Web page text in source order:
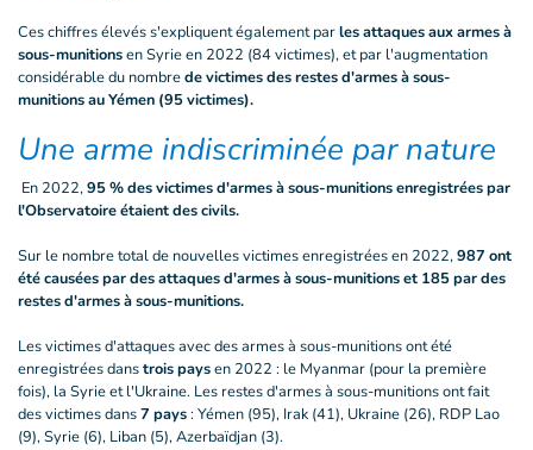
Ces chiffres élevés s'expliquent également parles attaques aux armes à
sous-munitionsen Syrie en 2022 (84 victimes), et par l'augmentation
considérable du nombrede victimes des restes d'armes à sous-
munitions au Yémen (95 victimes).
Une arme indiscriminée par nature
En 2022,95 % des victimes d'armes à sous-munitions enregistrées par
l'Observatoire étaient des civils.
Sur le nombre total de nouvelles victimes enregistrées en 2022,987 ont
été causées par des attaques d'armes à sous-munitions et 185 par des
restes d'armes à sous-munitions.
Les victimes d'attaques avec des armes à sous-munitions ont été
enregistrées danstrois paysen 2022 : le Myanmar (pour la première
fois), la Syrie et l'Ukraine. Les restes d'armes à sous-munitions ont fait
des victimes dans7 pays: Yémen (95), Irak (41), Ukraine (26), RDP Lao
(9), Syrie (6), Liban (5), Azerbaïdjan (3).